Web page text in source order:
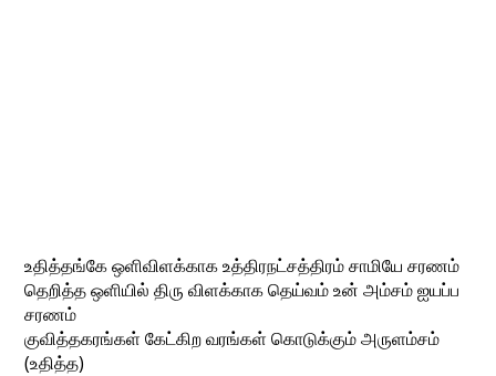
உதித்தங்கே ஒளிவிளக்காக உத்திரநட்சத்திரம் சாமியே சரணம்
தெறித்த ஒளியில் திரு விளக்காக தெய்வம் உன் அம்சம் ஐயப்ப
சரணம்
குவித்தகரங்கள் கேட்கிற வரங்கள் கொடுக்கும் அருளம்சம்
(உதித்த)